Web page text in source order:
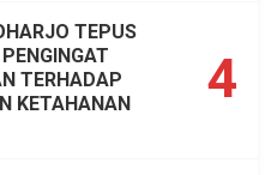
4
TEPUS
TERHADAP
KETAHANAN